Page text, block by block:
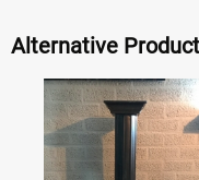
Alternative